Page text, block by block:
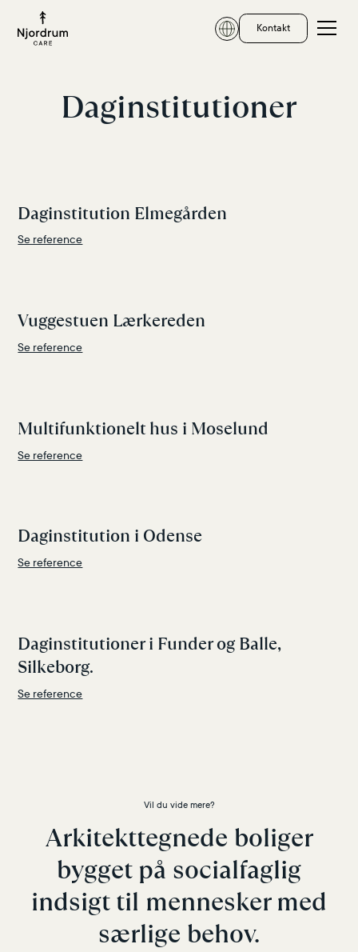
Kontakt
Daginstitutioner
Daginstitution Elmegården
Se reference
Vuggestuen Lærkereden
Se reference
Multifunktionelt hus i Moselund
Se reference
Daginstitution i Odense
Se reference
Daginstitutioner i Funder og Balle,
Silkeborg.
Se reference
Vil du vide mere?
Arkitekttegnede boliger
bygget på socialfaglig
indsigt til mennesker med
særlige behov.